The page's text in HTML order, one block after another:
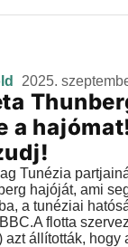
2025.
a
Tunézia
hajóját, ami
a tunéziai
flotta
azt állították, hogy